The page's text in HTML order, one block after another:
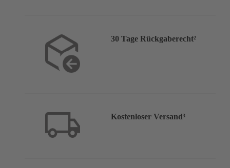
30 Tage Rückgaberecht²
Kostenloser Versand³